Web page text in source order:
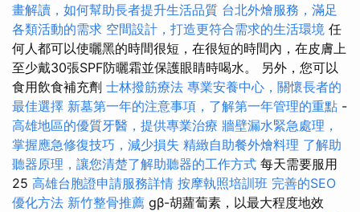
畫解讀，如何幫助長者提升生活品質 台北外燴服務，滿足
各類活動的需求 空間設計，打造更符合需求的生活環境 任
何人都可以使曬黑的時間很短，在很短的時間內，在皮膚上
至少戴30張SPF防曬霜並保護眼睛時喝水。 另外，您可以
食用飲食補充劑 士林撥筋療法 專業安養中心，關懷長者的
最佳選擇 新墓第一年的注意事項，了解第一年管理的重點 -
高雄地區的優質牙醫，提供專業治療 牆壁漏水緊急處理，
掌握應急修復技巧，減少損失 精緻自助餐外燴料理 了解助
聽器原理，讓您清楚了解助聽器的工作方式 每天需要服用
25 高雄台胞證申請服務詳情 按摩執照培訓班 完善的SEO
優化方法 新竹整骨推薦 gβ-胡蘿蔔素，以最大程度地效